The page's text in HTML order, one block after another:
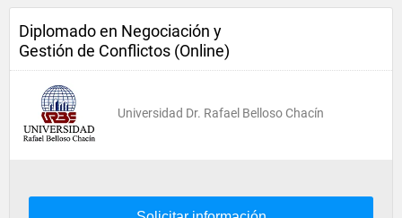
Diplomado en Negociación y
Gestión de Conflictos (Online)
Universidad Dr. Rafael Belloso Chacín